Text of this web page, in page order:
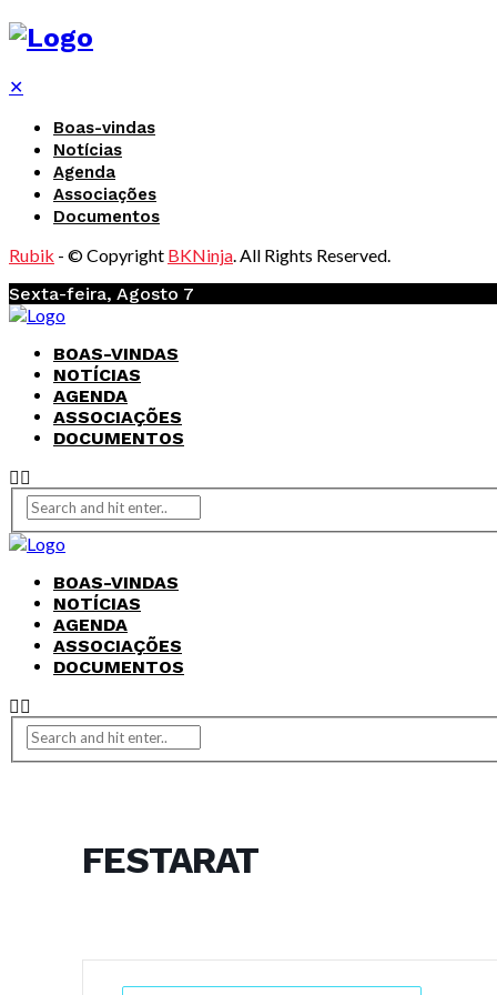
✕
Boas-vindas
Notícias
Agenda
Associações
Documentos
Rubik - © Copyright BKNinja. All Rights Reserved.
Sexta-feira, Agosto 7
BOAS-VINDAS
NOTÍCIAS
AGENDA
ASSOCIAÇÕES
DOCUMENTOS
BOAS-VINDAS
NOTÍCIAS
AGENDA
ASSOCIAÇÕES
DOCUMENTOS
FESTARAT